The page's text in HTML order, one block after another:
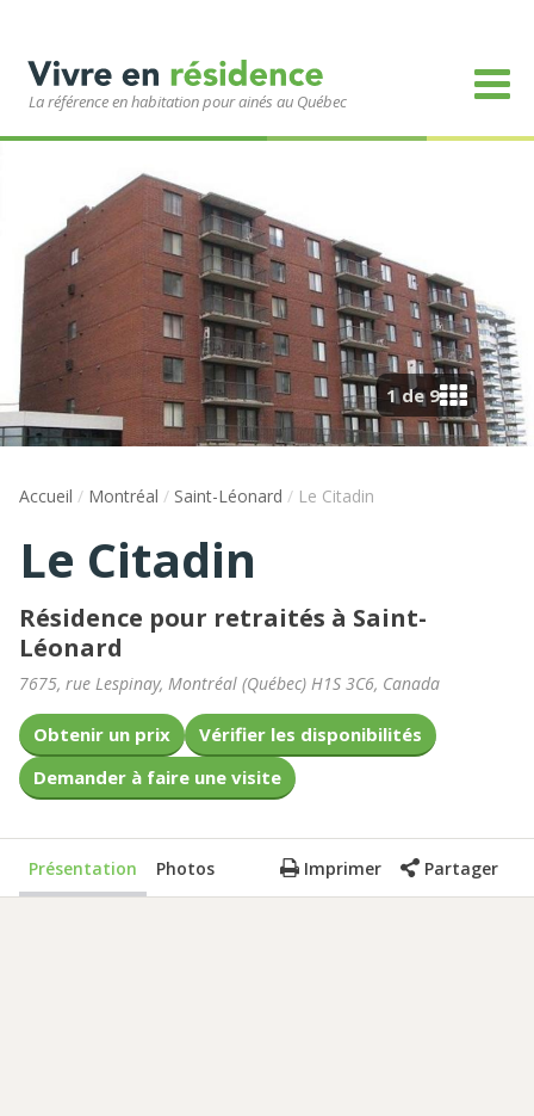
La référence en habitation pour ainés au Québec
1 de 9
Accueil / Montréal / Saint-Léonard / Le Citadin
Le Citadin
Résidence pour retraités à Saint-
Léonard
7675, rue Lespinay, Montréal (Québec) H1S 3C6, Canada
Obtenir un prix
Vérifier les disponibilités
Demander à faire une visite
Présentation Photos Imprimer Partager